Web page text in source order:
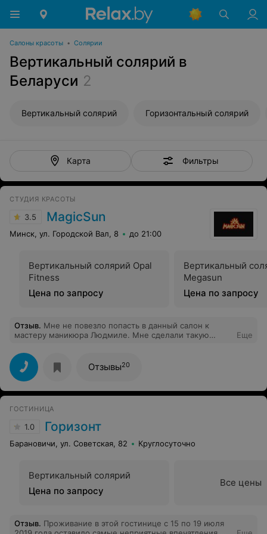
Салоны красоты • Солярии
Вертикальный солярий в
Беларуси 2
Вертикальный солярий Горизонтальный солярий
Карта Фильтры
СТУДИЯ КРАСОТЫ
3.5 MagicSun
Минск, ул. Городской Вал, 8 до 21:00
Вертикальный солярий Opal
Fitness
Цена по запросу
Вертикальный
Megasun
Цена по запросу
Отзыв. Мне не повезло попасть в данный салон к
мастеру маникюра Людмиле. Мне сделали такую
кривые, толстые, гель пошел пузырями. Я семь лет
делаю данную процедуру, но такого результата не
было никогда. Какможно в салоне в центре города
иметь мастера такой низкой квалификации, да и
общению с клиентом ее надо бы научить!
этот салон ни ногой!!!
Еще
Отзывы20
ГОСТИНИЦА
1.0 Горизонт
Барановичи, ул. Советская, 82 Круглосуточно
Вертикальный солярий
Цена по запросу
Все цены
Отзыв. Проживание в этой гостинице с 15 по 19 июля